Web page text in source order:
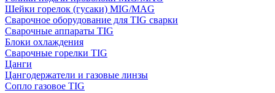
Шейки горелок (гусаки) MIG/MAG
Сварочное оборудование для TIG сварки
Сварочные аппараты TIG
Блоки охлаждения
Сварочные горелки TIG
Цанги
Цангодержатели и газовые линзы
Сопло газовое TIG